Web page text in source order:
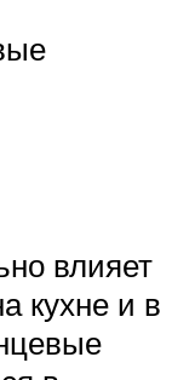
влияет
кухне и в